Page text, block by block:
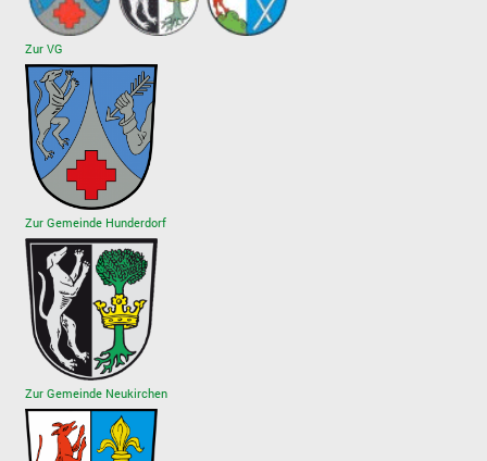
Zur VG
Zur Gemeinde Hunderdorf
Zur Gemeinde Neukirchen